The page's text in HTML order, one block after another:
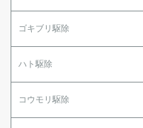
ゴキブリ駆除
ハト駆除
コウモリ駆除